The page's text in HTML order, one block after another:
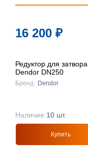
16 200 ₽
Редуктор для затвора
Dendor DN250
Бренд: Dendor
Наличие:10 шт.
Купить